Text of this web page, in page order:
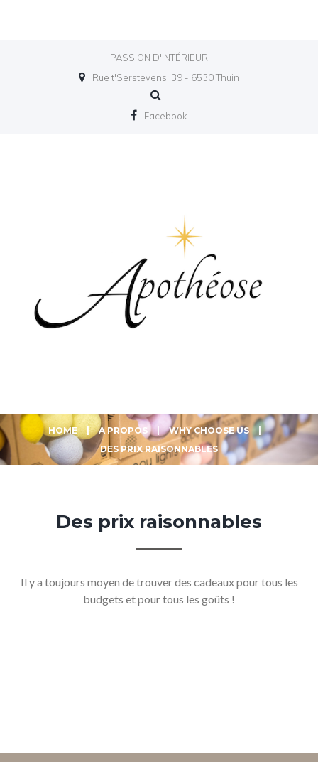
PASSION D'INTÉRIEUR
Rue t'Serstevens, 39 - 6530 Thuin
Facebook
HOME | A PROPOS | WHY CHOOSE US
|
DES PRIX RAISONNABLES
Des prix raisonnables
Il y a toujours moyen de trouver des cadeaux pour tous les
budgets et pour tous les goûts !